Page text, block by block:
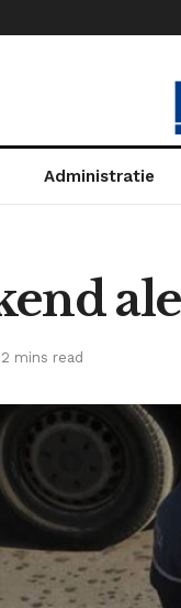
Administratie
mins read